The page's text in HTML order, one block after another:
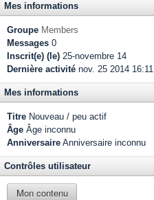
Mes informations
Groupe Members
Messages 0
Inscrit(e) (le) 25-novembre 14
Dernière activité nov. 25 2014 16:11
Mes informations
Titre Nouveau / peu actif
Âge Âge inconnu
Anniversaire Anniversaire inconnu
Contrôles utilisateur
Mon contenu